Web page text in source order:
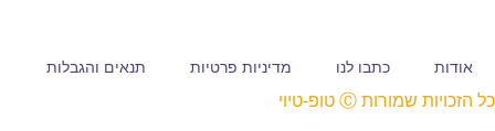
אודות כתבו לנו מדיניות פרטיות תנאים והגבלות
כל הזכויות שמורות Ⓒ טופ-טיוי